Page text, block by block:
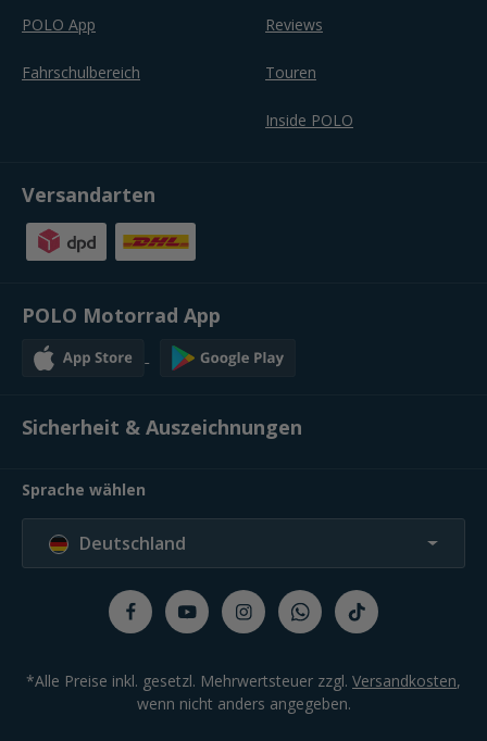
POLO App
Fahrschulbereich
Reviews
Touren
Inside POLO
Versandarten
POLO Motorrad App
Sicherheit & Auszeichnungen
Sprache wählen
Deutschland
*Alle Preise inkl. gesetzl. Mehrwertsteuer zzgl. Versandkosten,
wenn nicht anders angegeben.